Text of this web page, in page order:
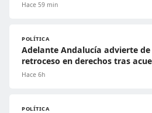
Hace 59 min
POLÍTICA
Adelante Andalucía advierte
retroceso en derechos tras
Hace 6h
POLÍTICA